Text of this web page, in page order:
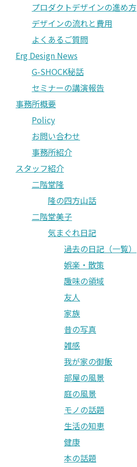
プロダクトデザインの進め方
デザインの流れと費用
よくあるご質問
Erg Design News
G-SHOCK秘話
セミナーの講演報告
事務所概要
Policy
お問い合わせ
事務所紹介
スタッフ紹介
二階堂隆
隆の四方山話
二階堂美子
気まぐれ日記
過去の日記（一覧）
娯楽・散策
趣味の領域
友人
家族
昔の写真
雑感
我が家の御飯
部屋の風景
庭の風景
モノの話題
生活の知恵
健康
本の話題